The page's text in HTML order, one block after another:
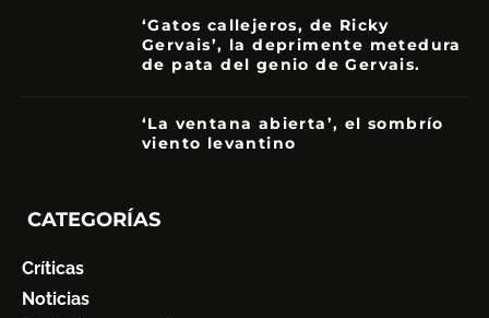
‘Gatos callejeros, de Ricky
Gervais’, la deprimente metedura
de pata del genio de Gervais.
‘La ventana abierta’, el sombrío
viento levantino
CATEGORÍAS
Críticas
Noticias